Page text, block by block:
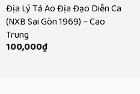
Địa Lý Tả Ao Địa Đạo Diễn Ca
(NXB Sai Gòn 1969) – Cao
Trung
100,000₫